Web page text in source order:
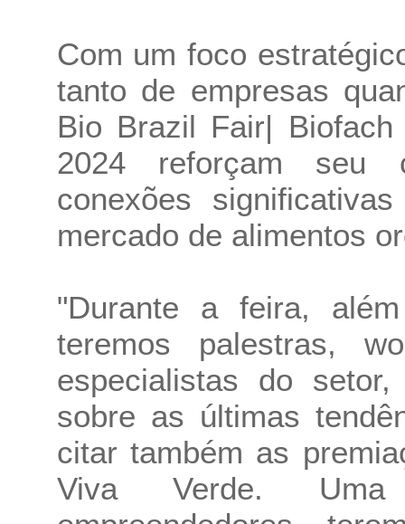
Com um foco
tanto de empresas
Bio Brazil Fair|
2024 reforçam seu
conexões
mercado de alimentos
"Durante a feira,
teremos palestras,
especialistas do
sobre as últimas
citar também as
Viva Verde.